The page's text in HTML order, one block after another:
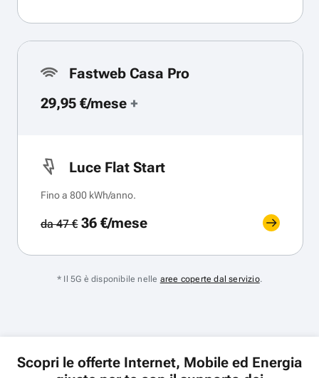
Fastweb Casa Pro
29,95 €/mese +
Luce Flat Start
Fino a 800 kWh/anno.
da 47 €36 €/mese
* Il 5G è disponibile nelle aree coperte dal servizio.
Scopri le offerte Internet, Mobile ed Energia